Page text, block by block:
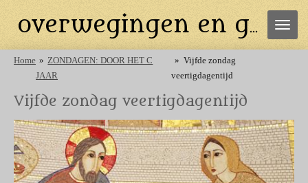
direct
de
hoofdinhoud
overwegingen en gebeden
Home » ZONDAGEN: DOOR HET C
JAAR
» Vijfde zondag
veertigdagentijd
Vijfde zondag veertigdagentijd